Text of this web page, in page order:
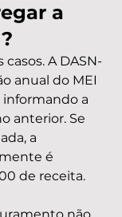
a
casos. A DASN-
anual do MEI
informando a
anterior. Se
a
é
de receita.